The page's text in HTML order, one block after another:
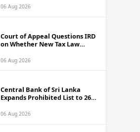
Lanka from Thursday
06 Aug 2026
Court of Appeal Questions IRD
on Whether New Tax Law
06 Aug 2026
Central Bank of Sri Lanka
Expands Prohibited List to 26
Apps
06 Aug 2026